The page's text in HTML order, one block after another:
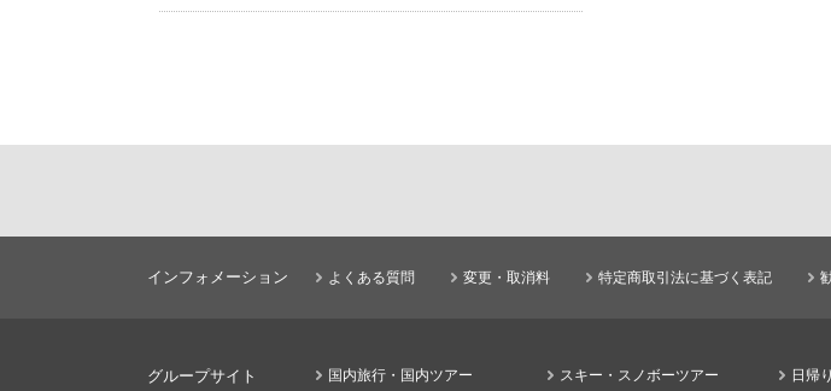
インフォメーション よくある質問 変更・取消料 特定商取引法に基づく表記
グループサイト
国内旅行・国内ツアー
スキー・スノボーツアー
日帰